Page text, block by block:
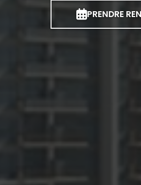
PRENDRE